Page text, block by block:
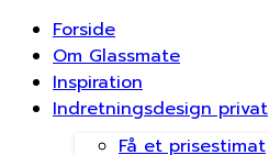
Forside
Om Glassmate
Inspiration
Indretningsdesign privat
Få et prisestimat